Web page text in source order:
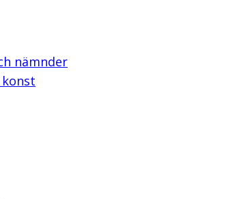
nämnder
konst